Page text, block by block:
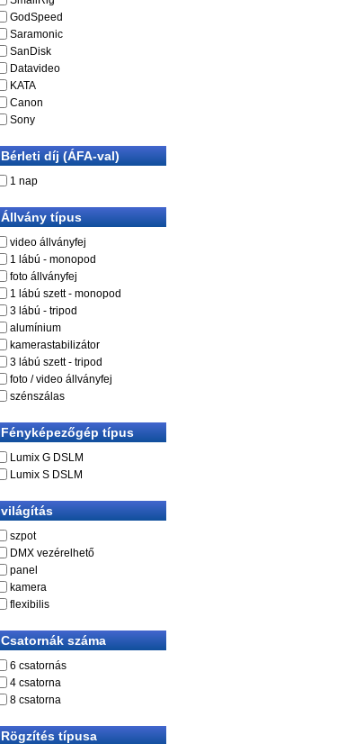
GodSpeed
Saramonic
SanDisk
Datavideo
KATA
Canon
Sony
Bérleti díj (ÁFA-val)
1 nap
Állvány típus
video állványfej
1 lábú - monopod
foto állványfej
1 lábú szett - monopod
3 lábú - tripod
alumínium
kamerastabilizátor
3 lábú szett - tripod
foto / video állványfej
szénszálas
Fényképezőgép típus
Lumix G DSLM
Lumix S DSLM
világítás
szpot
DMX vezérelhető
panel
kamera
flexibilis
Csatornák száma
6 csatornás
4 csatorna
8 csatorna
Rögzítés típusa